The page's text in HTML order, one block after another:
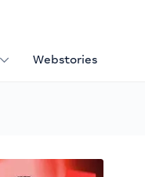
Webstories